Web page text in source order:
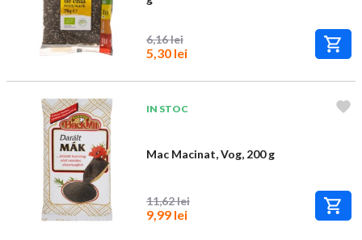
6,16 lei
5,30 lei
IN STOC
Mac Macinat, Vog, 200 g
11,62 lei
9,99 lei